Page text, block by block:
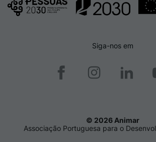
Siga-nos em
© 2026 Animar
Associação Portuguesa para o